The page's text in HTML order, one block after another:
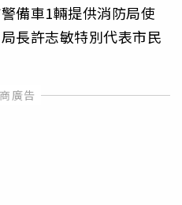
備車1輛提供消防局使
長許志敏特別代表市民